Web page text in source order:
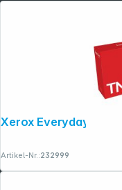
Artikel-Nr.:232999